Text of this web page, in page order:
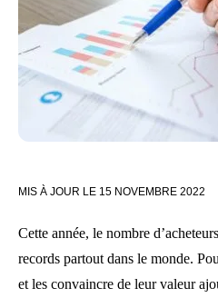
MIS À JOUR LE 15 NOVEMBRE 2022
Cette année, le nombre
records partout dans le monde.
et les convaincre de leur valeur